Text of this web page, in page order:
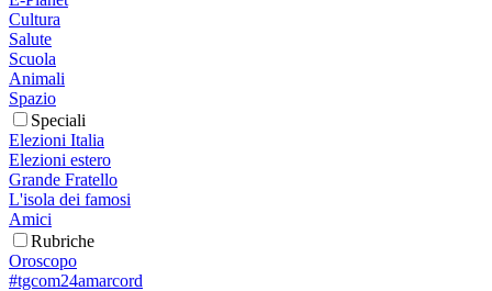
Cultura
Salute
Scuola
Animali
Spazio
Speciali
Elezioni Italia
Elezioni estero
Grande Fratello
L'isola dei famosi
Amici
Rubriche
Oroscopo
#tgcom24amarcord